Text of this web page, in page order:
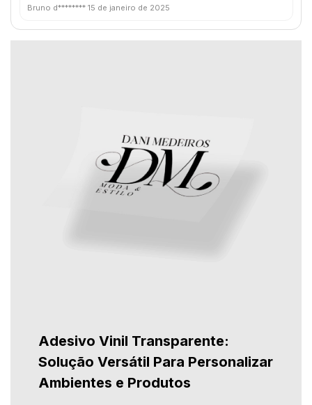
Bruno d******** 15 de janeiro de 2025
Adesivo Vinil Transparente:
Solução Versátil Para Personalizar
Ambientes e Produtos